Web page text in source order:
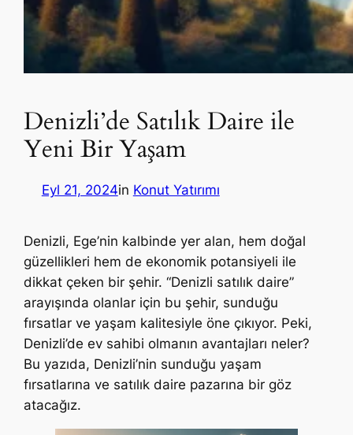
Denizli’de Satılık Daire ile
Yeni Bir Yaşam
Eyl 21, 2024in Konut Yatırımı
Denizli, Ege’nin kalbinde yer alan, hem doğal
güzellikleri hem de ekonomik potansiyeli ile
dikkat çeken bir şehir. “Denizli satılık daire”
arayışında olanlar için bu şehir, sunduğu
fırsatlar ve yaşam kalitesiyle öne çıkıyor. Peki,
Denizli’de ev sahibi olmanın avantajları neler?
Bu yazıda, Denizli’nin sunduğu yaşam
fırsatlarına ve satılık daire pazarına bir göz
atacağız.